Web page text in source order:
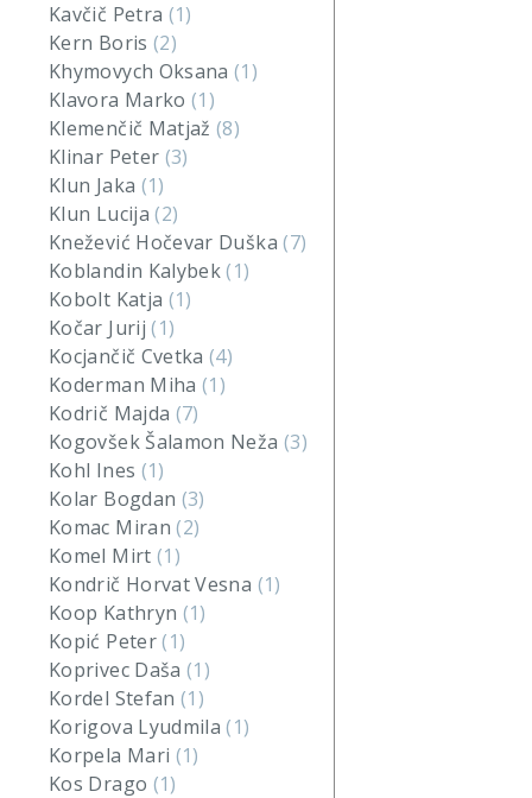
Kavčič Petra (1)
Kern Boris (2)
Khymovych Oksana(1)
Klavora Marko(1)
Klemenčič Matjaž(8)
Klinar Peter (3)
Klun Jaka (1)
Klun Lucija(2)
Knežević Hočevar Duška(7)
Koblandin Kalybek(1)
Kobolt Katja (1)
Kočar Jurij(1)
Kocjančič Cvetka(4)
Koderman Miha(1)
Kodrič Majda (7)
Kogovšek Šalamon Neža (3)
Kohl Ines (1)
Kolar Bogdan (3)
Komac Miran(2)
Komel Mirt (1)
Kondrič Horvat Vesna (1)
Koop Kathryn (1)
Kopić Peter(1)
Koprivec Daša(1)
Kordel Stefan(1)
Korigova Lyudmila(1)
Korpela Mari (1)
Kos Drago (1)